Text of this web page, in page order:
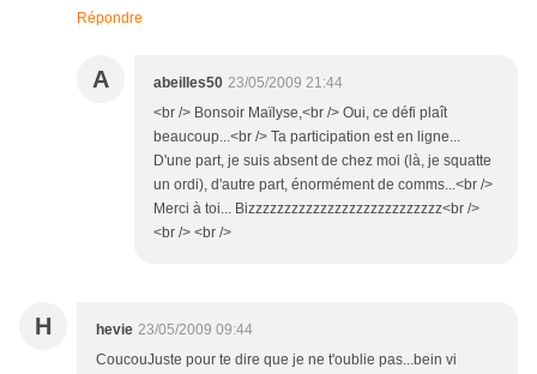
Répondre
A abeilles50 23/05/2009 21:44
<br /> Bonsoir Maïlyse,<br /> Oui, ce défi plaît
beaucoup...<br /> Ta participation est en ligne...
D'une part, je suis absent de chez moi (là, je squatte
un ordi), d'autre part, énormément de comms...<br />
Merci à toi... Bizzzzzzzzzzzzzzzzzzzzzzzzzzz<br />
<br /> <br />
H hevie 23/05/2009 09:44
CoucouJuste pour te dire que je ne t'oublie pas...bein vi